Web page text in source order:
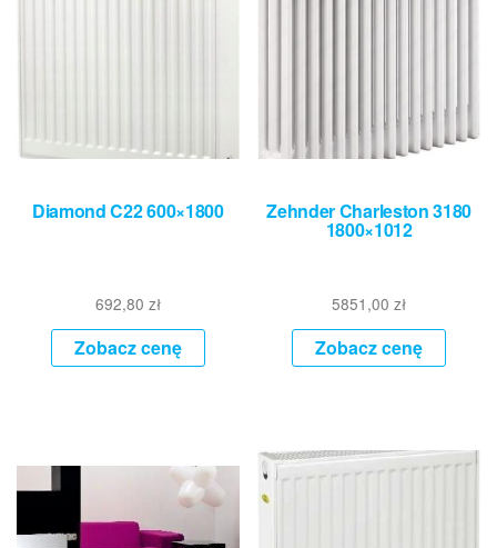
Diamond C22 600×1800
692,80 zł
Zobacz cenę
Zehnder Charleston 3180
1800×1012
5851,00zł
Zobacz cenę